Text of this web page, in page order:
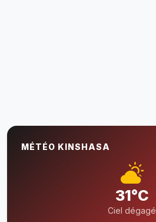
MÉTÉO KINSHASA
31°C
Ciel dégagé